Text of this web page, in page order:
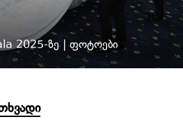
2025-ზე | ფოტოები